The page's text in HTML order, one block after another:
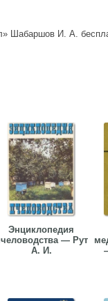
Шабаршов И. А.
Энциклопедия
— Рут
А. И.